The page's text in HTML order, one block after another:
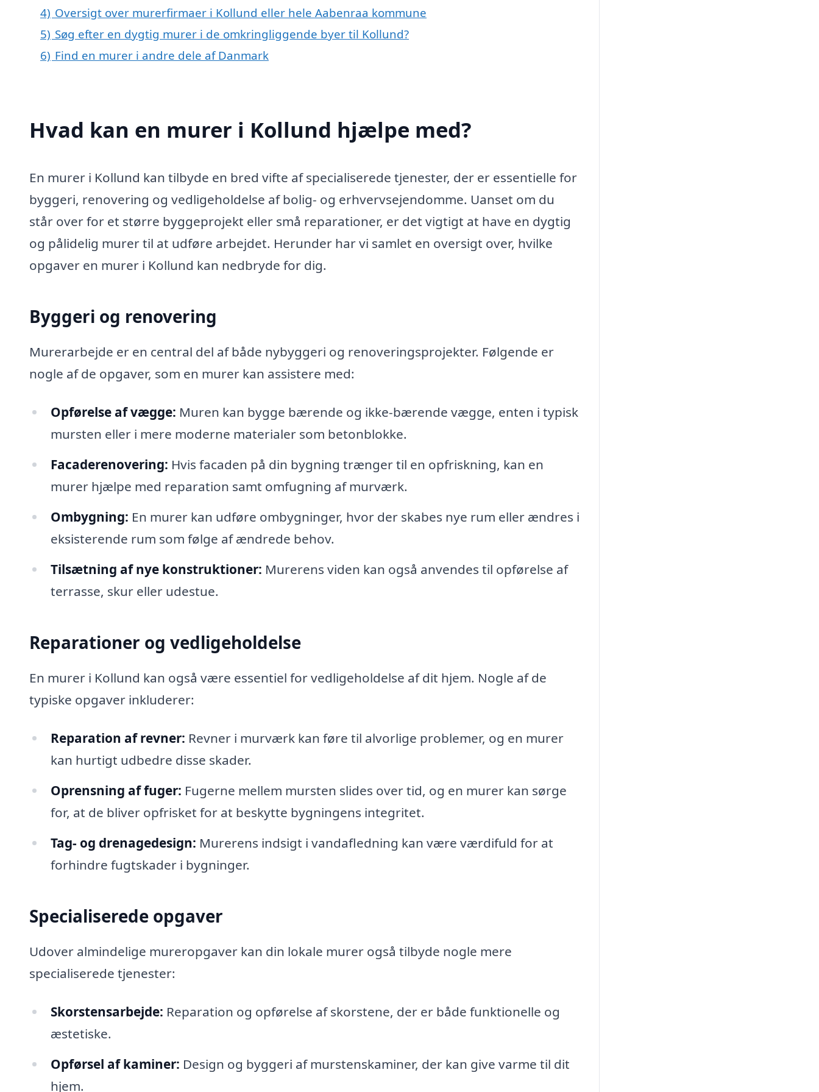
4) Oversigt over murerfirmaer i Kollund eller hele Aabenraa kommune
5) Søg efter en dygtig murer i de omkringliggende byer til Kollund?
6) Find en murer i andre dele af Danmark
Hvad kan en murer i Kollund hjælpe med?
En murer i Kollund kan tilbyde en bred vifte af specialiserede tjenester, der er essentielle for
byggeri, renovering og vedligeholdelse af bolig- og erhvervsejendomme. Uanset om du
står over for et større byggeprojekt eller små reparationer, er det vigtigt at have en dygtig
og pålidelig murer til at udføre arbejdet. Herunder har vi samlet en oversigt over, hvilke
opgaver en murer i Kollund kan nedbryde for dig.
Byggeri og renovering
Murerarbejde er en central del af både nybyggeri og renoveringsprojekter. Følgende er
nogle af de opgaver, som en murer kan assistere med:
Opførelse af vægge: Muren kan bygge bærende og ikke-bærende vægge, enten i typisk
mursten eller i mere moderne materialer som betonblokke.
Facaderenovering: Hvis facaden på din bygning trænger til en opfriskning, kan en
murer hjælpe med reparation samt omfugning af murværk.
Ombygning: En murer kan udføre ombygninger, hvor der skabes nye rum eller ændres i
eksisterende rum som følge af ændrede behov.
Tilsætning af nye konstruktioner: Murerens viden kan også anvendes til opførelse af
terrasse, skur eller udestue.
Reparationer og vedligeholdelse
En murer i Kollund kan også være essentiel for vedligeholdelse af dit hjem. Nogle af de
typiske opgaver inkluderer:
Reparation af revner: Revner i murværk kan føre til alvorlige problemer, og en murer
kan hurtigt udbedre disse skader.
Oprensning af fuger: Fugerne mellem mursten slides over tid, og en murer kan sørge
for, at de bliver opfrisket for at beskytte bygningens integritet.
Tag- og drenagedesign: Murerens indsigt i vandafledning kan være værdifuld for at
forhindre fugtskader i bygninger.
Specialiserede opgaver
Udover almindelige mureropgaver kan din lokale murer også tilbyde nogle mere
specialiserede tjenester:
Skorstensarbejde: Reparation og opførelse af skorstene, der er både funktionelle og
æstetiske.
Opførsel af kaminer: Design og byggeri af murstenskaminer, der kan give varme til dit
hjem.